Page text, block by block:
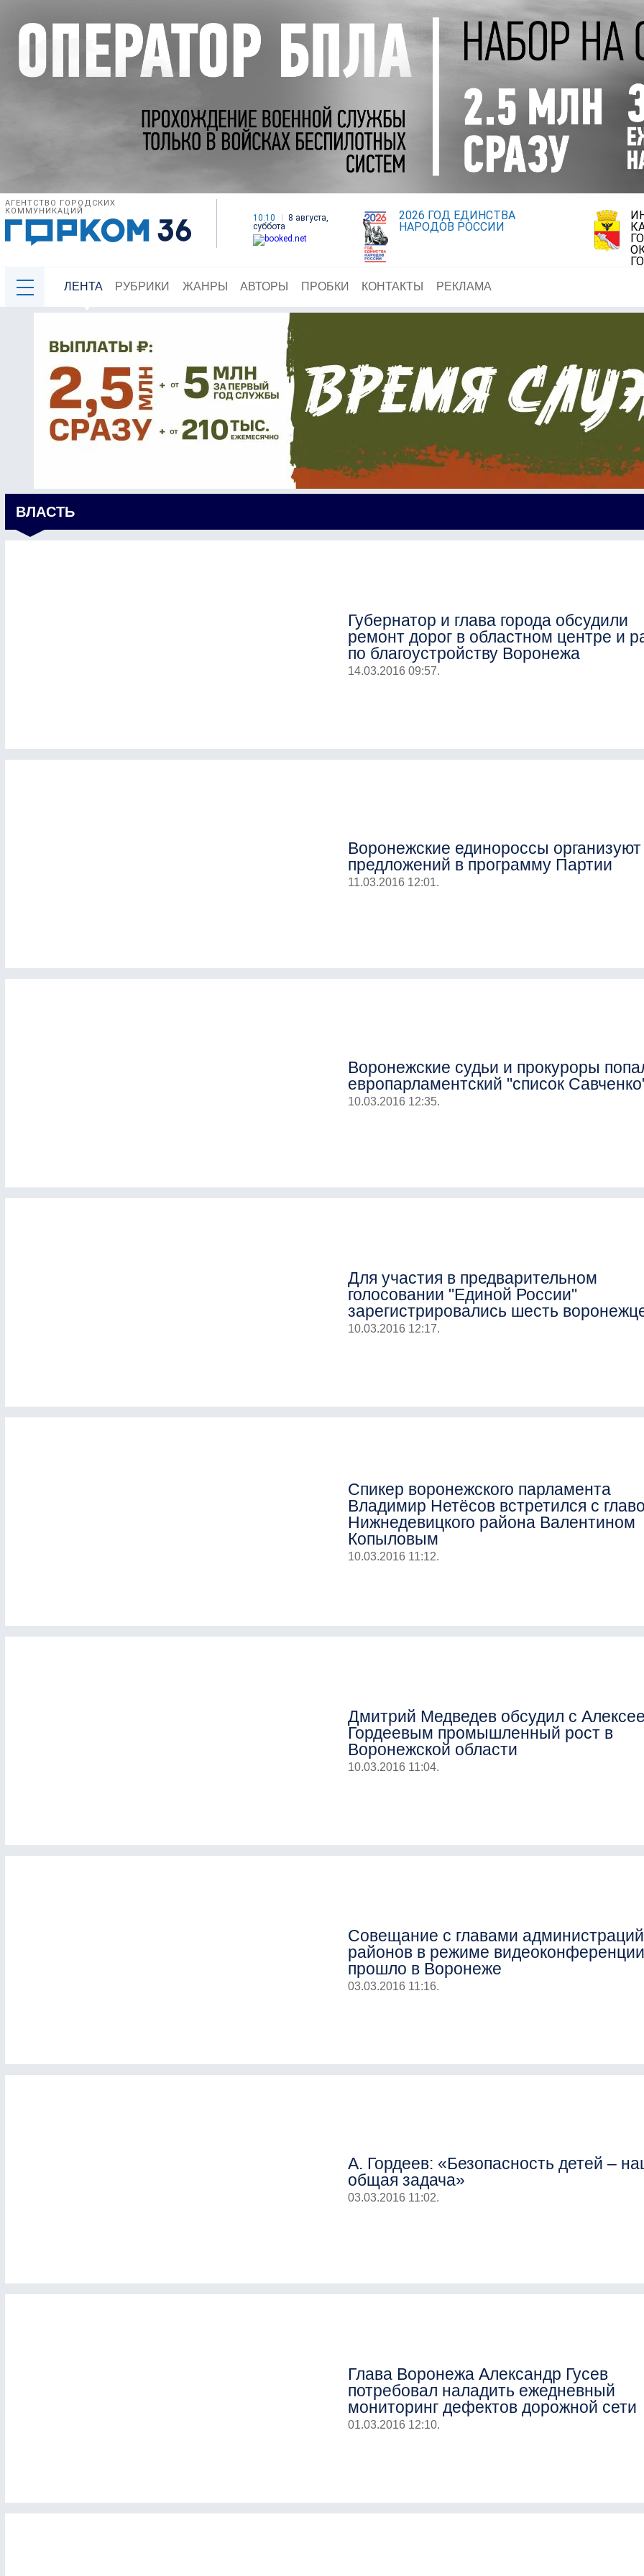
АГЕНТСТВО ГОРОДСКИХ
КОММУНИКАЦИЙ
10:10
8 августа,
суббота
2026 ГОД ЕДИНСТВА
НАРОДОВ РОССИИ
ЛЕНТА РУБРИКИ ЖАНРЫ АВТОРЫ ПРОБКИ КОНТАКТЫ РЕКЛАМА
ВЛАСТЬ
Губернатор и глава города обсудили
ремонт дорог в областном центре и
по благоустройству Воронежа
14.03.2016 09:57.
Воронежские единороссы
предложений в программу Партии
11.03.2016 12:01.
Воронежские судьи и прокуроры
европарламентский "список
10.03.2016 12:35.
Для участия в предварительном
голосовании "Единой России"
зарегистрировались шесть
10.03.2016 12:17.
Спикер воронежского парламента
Владимир Нетёсов встретился с
Нижнедевицкого района Валентином
Копыловым
10.03.2016 11:12.
Дмитрий Медведев обсудил с
Гордеевым промышленный рост в
Воронежской области
10.03.2016 11:04.
Совещание с главами администраций
районов в режиме
прошло в Воронеже
03.03.2016 11:16.
А. Гордеев: «Безопасность детей –
общая задача»
03.03.2016 11:02.
Глава Воронежа Александр Гусев
потребовал наладить ежедневный
мониторинг дефектов дорожной сети
01.03.2016 12:10.